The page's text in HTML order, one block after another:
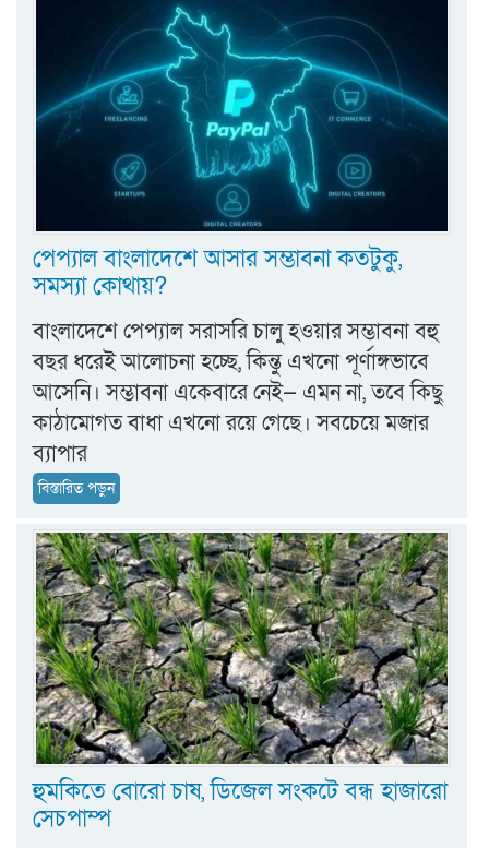
পেপ্যাল বাংলাদেশে আসার সম্ভাবনা কতটুকু,
সমস্যা কোথায়?
বাংলাদেশে পেপ্যাল সরাসরি চালু হওয়ার সম্ভাবনা বহু
বছর ধরেই আলোচনা হচ্ছে, কিন্তু এখনো পূর্ণাঙ্গভাবে
আসেনি। সম্ভাবনা একেবারে নেই— এমন না, তবে কিছু
কাঠামোগত বাধা এখনো রয়ে গেছে। সবচেয়ে মজার
ব্যাপার
বিস্তারিত পড়ুন
হুমকিতে বোরো চাষ, ডিজেল সংকটে বন্ধ হাজারো
সেচপাম্প